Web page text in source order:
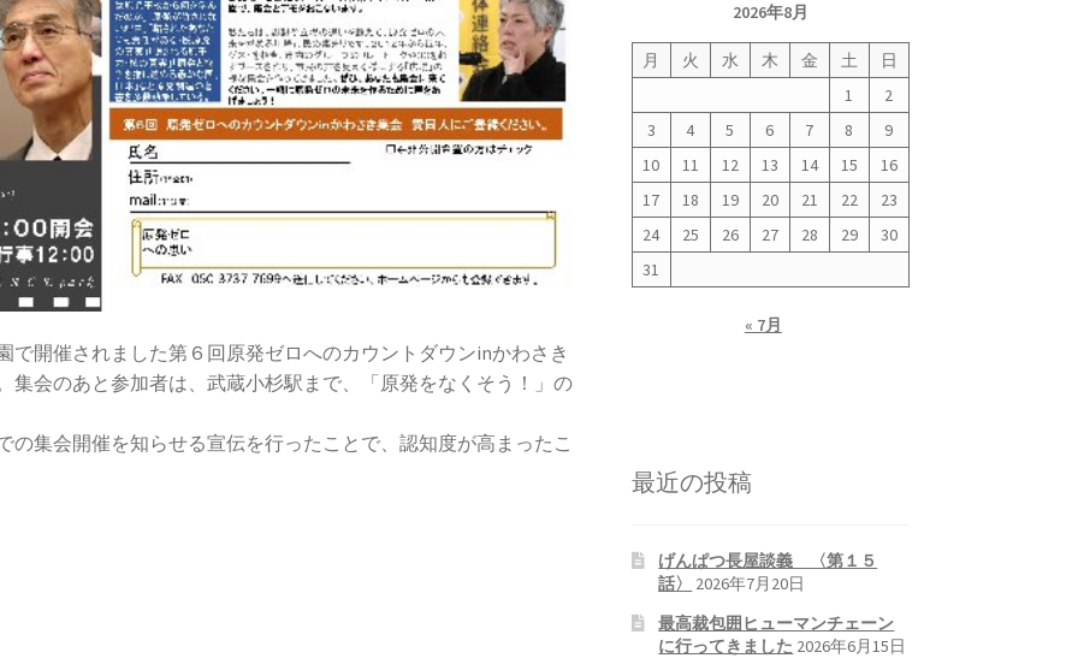
で開催されました第６回原発ゼロへのカウントダウンinかわさき
集会のあと参加者は、武蔵小杉駅まで、「原発をなくそう！」の
集会開催を知らせる宣伝を行ったことで、認知度が高まったこ
2026年8月
月 火 水 木 金 土
日
1
2
3
4 5 6 7 8
9
10
11 12 13 14 15
16
17
18 19 20 21 22
23
24
25 26 27 28 29
30
31
« 7月
最近の投稿
げんぱつ長屋談義 〈第１５
話〉
2026年7月20日
最高裁包囲ヒューマンチェーン
に行ってきました 2026年6月15日